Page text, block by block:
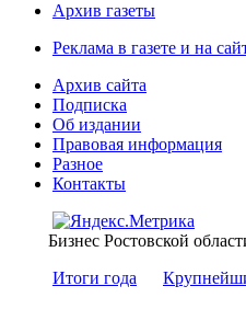
Архив газеты
Реклама в газете и на
Архив сайта
Подписка
Об издании
Правовая информация
Разное
Контакты
Бизнес Ростовской
Итоги года